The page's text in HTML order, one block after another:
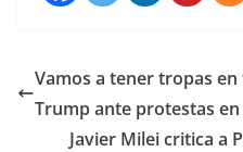
Vamos a tener tropas
Trump ante protestas en
Javier Milei critica a